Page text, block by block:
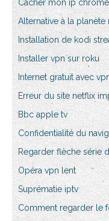
Cacher mon ip chrome
Alternative à la planète
Installation de kodi
Installer vpn sur roku
Internet gratuit avec
Erreur du site netflix
Bbc apple tv
Confidentialité du
Regarder flèche série
Opéra vpn lent
Suprématie iptv
Comment regarder le